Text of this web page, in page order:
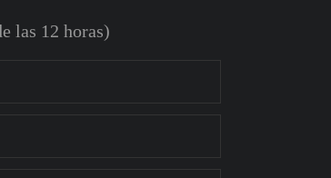
las 12 horas)